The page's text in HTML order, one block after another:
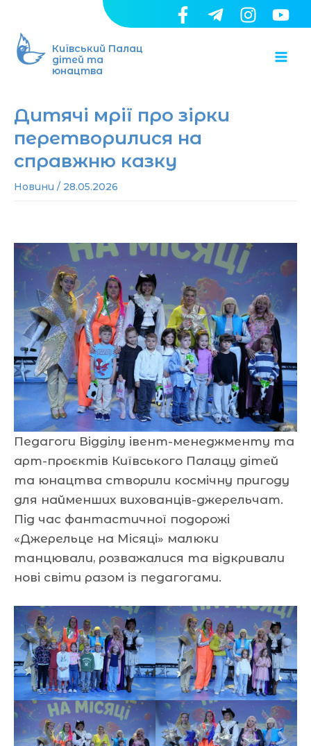
вмісту
Київський Палац
дітей та
юнацтва
Дитячі мрії про зірки
перетворилися на
справжню казку
Новини / 28.05.2026
Педагоги Відділу івент-менеджменту та
арт-проєктів Київського Палацу дітей
та юнацтва створили космічну пригоду
для найменших вихованців-джерельчат.
Під час фантастичної подорожі
«Джерельце на Місяці» малюки
танцювали, розважалися та відкривали
нові світи разом із педагогами.